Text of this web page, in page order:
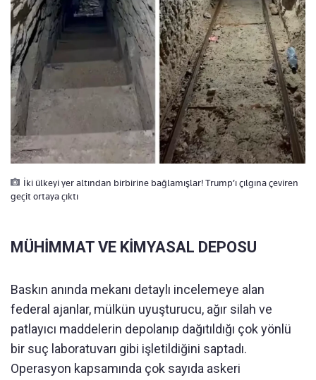
İki ülkeyi yer altından birbirine bağlamışlar! Trump’ı çılgına çeviren
geçit ortaya çıktı
MÜHİMMAT VE KİMYASAL DEPOSU
Baskın anında mekanı detaylı incelemeye alan
federal ajanlar, mülkün uyuşturucu, ağır silah ve
patlayıcı maddelerin depolanıp dağıtıldığı çok yönlü
bir suç laboratuvarı gibi işletildiğini saptadı.
Operasyon kapsamında çok sayıda askeri